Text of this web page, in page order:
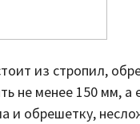
из стропил,
не менее 150 мм, а
и обрешетку,